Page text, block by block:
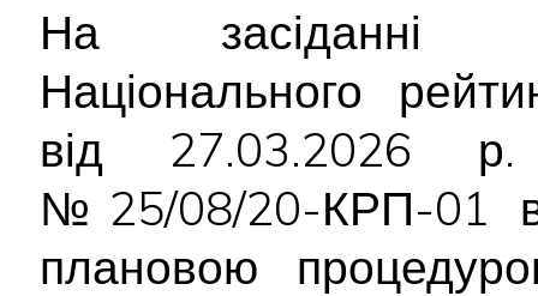
На засіданні
Національного
від 27.03.2026 р.
№25/08/20-КРП-01
плановою